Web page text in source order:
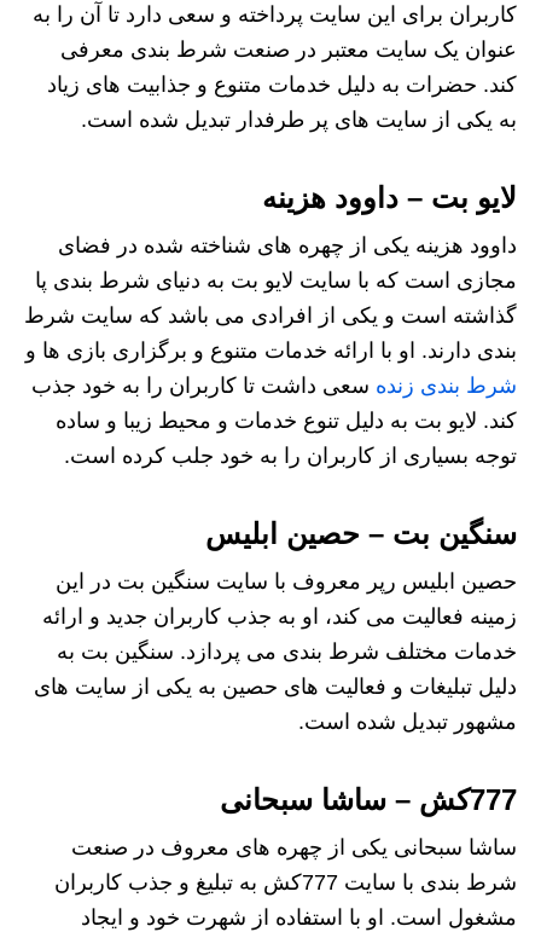
کاربران برای این سایت پرداخته و سعی دارد تا آن را به
عنوان یک سایت معتبر در صنعت شرط‌ بندی معرفی
کند. حضرات به دلیل خدمات متنوع و جذابیت‌ های زیاد
به یکی از سایت‌ های پر طرفدار تبدیل شده است.
لایو بت – داوود هزینه
داوود هزینه یکی از چهره‌ های شناخته شده در فضای
مجازی است که با سایت لایو بت به دنیای شرط‌ بندی پا
گذاشته است و یکی از افرادی می باشد که سایت شرط
بندی دارند. او با ارائه خدمات متنوع و برگزاری بازی‌ ها و
شرط بندی زنده سعی داشت تا کاربران را به خود جذب
کند. لایو بت به دلیل تنوع خدمات و محیط زیبا و ساده
توجه بسیاری از کاربران را به خود جلب کرده است.
سنگین بت – حصین ابلیس
حصین ابلیس رپر معروف با سایت سنگین بت در این
زمینه فعالیت می‌ کند، او به جذب کاربران جدید و ارائه
خدمات مختلف شرط‌ بندی می‌ پردازد. سنگین بت به
دلیل تبلیغات و فعالیت‌ های حصین به یکی از سایت‌ های
مشهور تبدیل شده است.
777کش – ساشا سبحانی
ساشا سبحانی یکی از چهره‌ های معروف در صنعت
شرط‌ بندی با سایت 777کش به تبلیغ و جذب کاربران
مشغول است. او با استفاده از شهرت خود و ایجاد